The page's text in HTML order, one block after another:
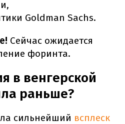
Goldman Sachs.
Сейчас ожидается
форинта.
в венгерской
раньше?
сильнейший всплеск